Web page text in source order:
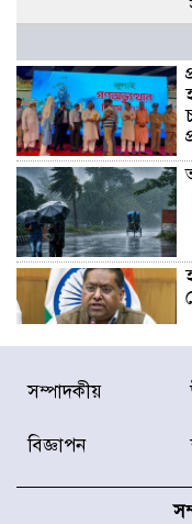
সম্পাদকীয়
বিজ্ঞাপন